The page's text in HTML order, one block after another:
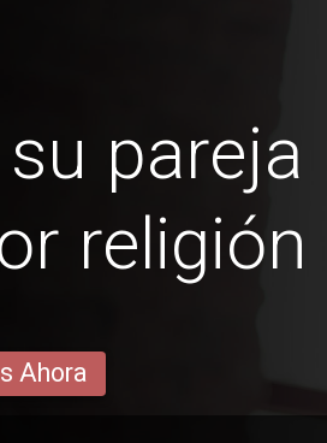
pareja
religión
Ahora